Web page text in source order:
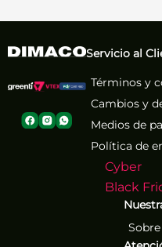
Servicio al
Términos y
Cambios y
Medios de
Política de
Cyber
Black